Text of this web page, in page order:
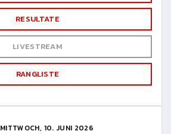
RESULTATE
LIVESTREAM
RANGLISTE
MITTWOCH, 10. JUNI 2026